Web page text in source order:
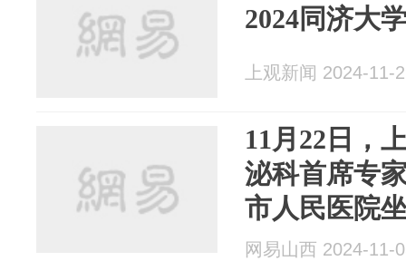
2024同济大
上观新闻 2024-11-
11月22日，
泌科首席专
市人民医院
网易山西 2024-11-